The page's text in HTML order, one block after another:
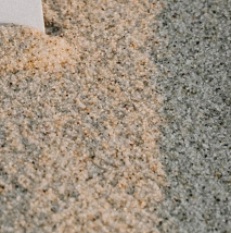
wreefmaat 23-27 cm